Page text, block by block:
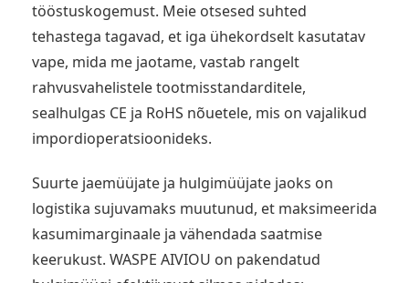
tööstuskogemust. Meie otsesed suhted
tehastega tagavad, et iga ühekordselt kasutatav
vape, mida me jaotame, vastab rangelt
rahvusvahelistele tootmisstandarditele,
sealhulgas CE ja RoHS nõuetele, mis on vajalikud
impordioperatsioonideks.
Suurte jaemüüjate ja hulgimüüjate jaoks on
logistika sujuvamaks muutunud, et maksimeerida
kasumimarginaale ja vähendada saatmise
keerukust. WASPE AIVIOU on pakendatud